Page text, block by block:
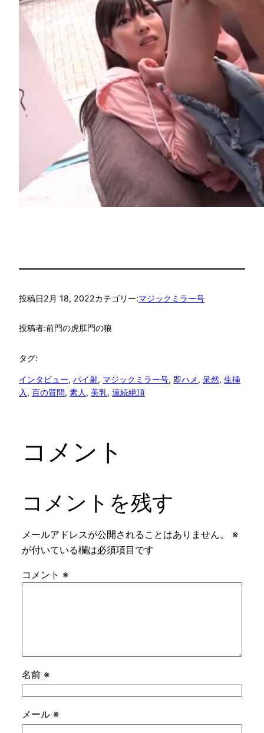
投稿日2月 18, 2022カテゴリー:マジックミラー号
投稿者:前門の虎肛門の狼
タグ:
インタビュー, パイ射, マジックミラー号, 即ハメ, 呆然, 生挿
入 , 百の質問, 素人 , 美乳, 連続絶頂
コメント
コメントを残す
メールアドレスが公開されることはありません。
※
が付いている欄は必須項目です
コメント ※
名前 ※
メール ※